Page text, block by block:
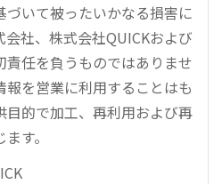
いて被ったいかなる損害に
社、株式会社QUICKおよび
任を負うものではありませ
を営業に利用することはも
目的で加工、再利用および再
す。